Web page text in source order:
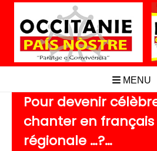
Aller
contenu
MENU
Pour devenir
chanter en français
régionale …?…